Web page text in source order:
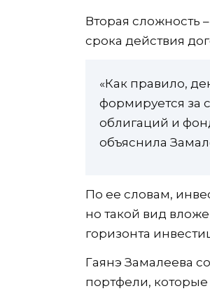
Вторая сложность
срока действия
«Как правило,
формируется за
облигаций и
объяснила
По ее словам,
но такой вид
горизонта
Гаянэ Замалеева
портфели, которые